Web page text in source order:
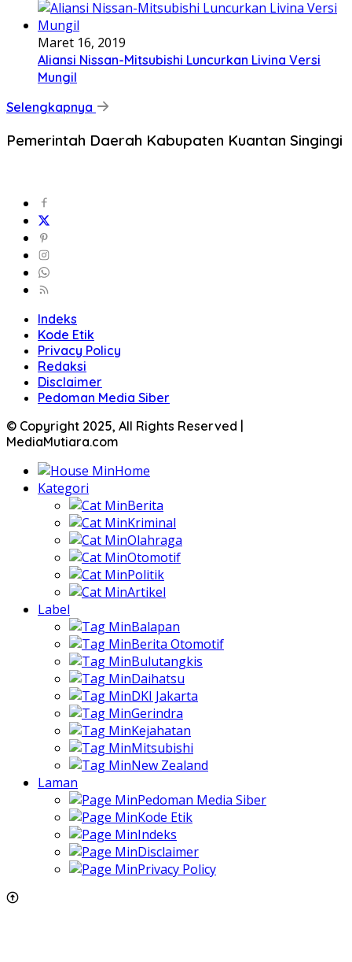
Maret 16, 2019
Aliansi Nissan-Mitsubishi Luncurkan Livina Versi
Mungil
Selengkapnya
Pemerintah Daerah Kabupaten Kuantan Singingi
Indeks
Kode Etik
Privacy Policy
Redaksi
Disclaimer
Pedoman Media Siber
© Copyright 2025, All Rights Reserved |
MediaMutiara.com
Home
Kategori
Berita
Kriminal
Olahraga
Otomotif
Politik
Artikel
Label
Balapan
Berita Otomotif
Bulutangkis
Daihatsu
DKI Jakarta
Gerindra
Kejahatan
Mitsubishi
New Zealand
Laman
Pedoman Media Siber
Kode Etik
Indeks
Disclaimer
Privacy Policy